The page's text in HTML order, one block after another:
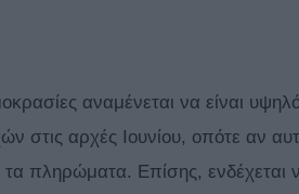
αναμένεται να είναι
στις αρχές Ιουνίου, οπότε αν
πληρώματα. Επίσης,